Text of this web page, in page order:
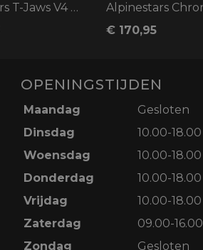
Alpinestars T-Jaws V4 WP
€ 170,95
OPENINGSTIJDEN
Maandag
Gesloten
Dinsdag
10.00-18.00
Woensdag
10.00-18.00
Donderdag
10.00-18.00
Vrijdag
10.00-18.00
Zaterdag
09.00-16.00
Zondag
Gesloten